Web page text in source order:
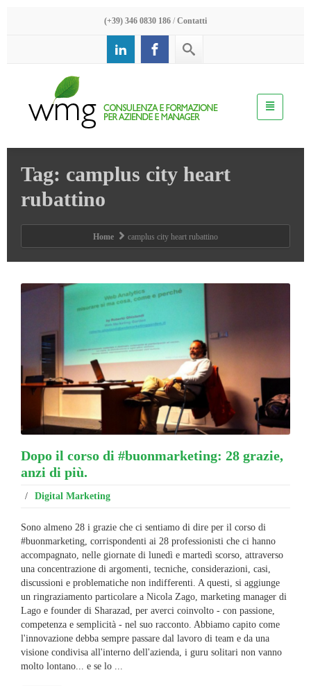
(+39) 346 0830 186 / Contatti
Tag: camplus city heart
rubattino
Home camplus city heart rubattino
Dopo il corso di #buonmarketing: 28 grazie,
anzi di più.
/ Digital Marketing
Sono almeno 28 i grazie che ci sentiamo di dire per il corso di
#buonmarketing, corrispondenti ai 28 professionisti che ci hanno
accompagnato, nelle giornate di lunedì e martedì scorso, attraverso
una concentrazione di argomenti, tecniche, considerazioni, casi,
discussioni e problematiche non indifferenti. A questi, si aggiunge
un ringraziamento particolare a Nicola Zago, marketing manager di
Lago e founder di Sharazad, per averci coinvolto - con passione,
competenza e semplicità - nel suo racconto. Abbiamo capito come
l'innovazione debba sempre passare dal lavoro di team e da una
visione condivisa all'interno dell'azienda, i guru solitari non vanno
molto lontano... e se lo ...